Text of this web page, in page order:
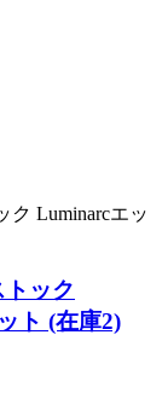
ック
ト (在庫2)